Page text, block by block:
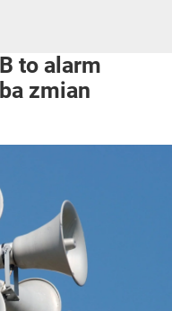
to alarm
zmian